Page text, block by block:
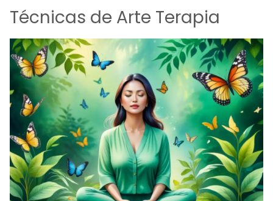
Técnicas de Arte Terapia